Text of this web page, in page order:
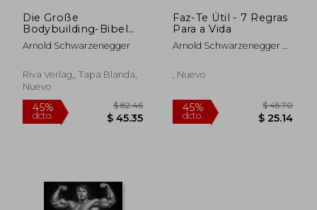
dcto. dcto. $
Die Große
Bodybuilding-Bibel
(en Alemán)
Arnold Schwarzenegger
Riva Verlag,, Tapa Blanda,
Nuevo
Faz-Te Útil - 7 Regras
Para a Vida
Arnold Schwarzenegger E
, Nuevo